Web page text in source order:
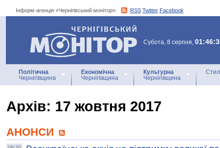
Інформ-агенція «Чернігівський монітор»: RSS Twitter Facebook
Інформ-агенція
«Чернігівський монітор»
Субота, 8 серпня,
Політична
Чернігівщина
Економічна
Чернігівщина
Культурна
Чернігівщина
Архiв: 17 жовтня 2017
АНОНСИ